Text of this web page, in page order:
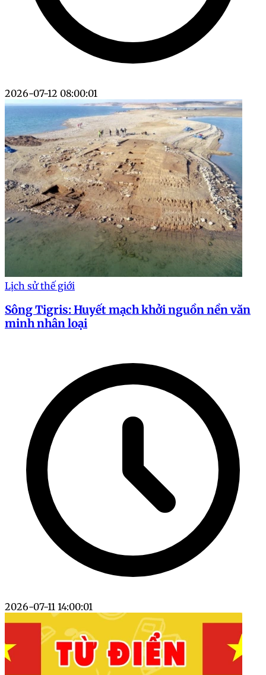
2026-07-12 08:00:01
Lịch sử thế giới
Sông Tigris: Huyết mạch khởi nguồn nền văn
minh nhân loại
2026-07-11 14:00:01